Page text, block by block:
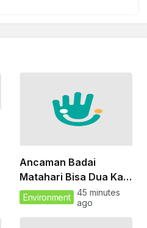
Ancaman Badai
Matahari Bisa Dua Kali
Lebih Parah dari
Perkiraan, Ancam
Jaringan Listrik dan
Environment
45 minutes
ago